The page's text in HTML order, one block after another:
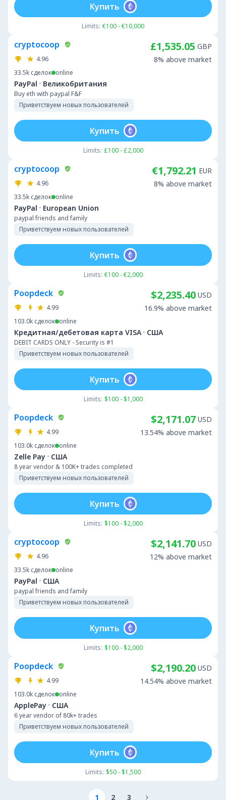
Limits: €100 - €10,000
Купить
cryptocoop
4.96
33.5k сделок online
PayPal · Великобритания
Buy eth with paypal F&F
Приветствуем новых пользователей
£1,535.05 GBP
8% above market
Limits: £100 - £2,000
Купить
cryptocoop
4.96
33.5k сделок online
PayPal · European Union
paypal friends and family
Приветствуем новых пользователей
€1,792.21 EUR
8% above market
Limits: €100 - €2,000
Купить
Poopdeck
4.99
103.0k сделок online
Кредитная/дебетовая карта VISA · США
DEBIT CARDS ONLY - Security is #1
Приветствуем новых пользователей
$2,235.40 USD
16.9% above market
Limits: $100 - $1,000
Купить
Poopdeck
4.99
103.0k сделок online
Zelle Pay · США
8 year vendor & 100K+ trades completed
Приветствуем новых пользователей
$2,171.07 USD
13.54% above market
Limits: $100 - $2,000
Купить
cryptocoop
4.96
33.5k сделок online
PayPal · США
paypal friends and family
Приветствуем новых пользователей
$2,141.70 USD
12% above market
Limits: $100 - $2,000
Купить
Poopdeck
4.99
103.0k сделок online
ApplePay · США
6 year vendor of 80k+ trades
Приветствуем новых пользователей
$2,190.20 USD
14.54% above market
Limits: $50 - $1,500
Купить
1 2 3 